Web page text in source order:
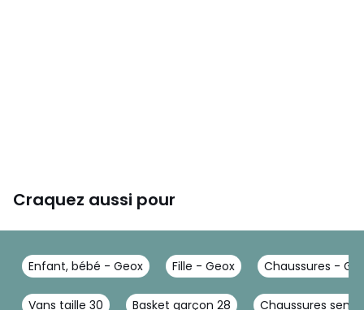
Craquez aussi pour
Enfant, bébé - Geox Fille - Geox Chaussures -
Vans taille 30 Basket garçon 28 Chaussures